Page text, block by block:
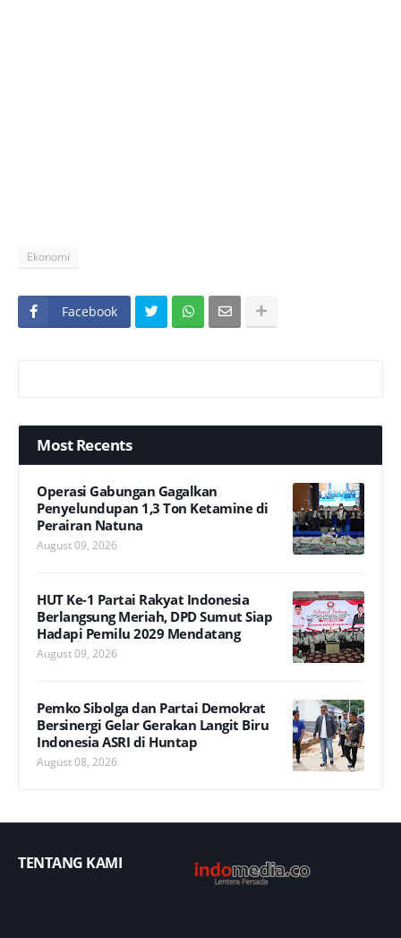
Ekonomi
Facebook
Most Recents
Operasi Gabungan Gagalkan
Penyelundupan 1,3 Ton Ketamine di
Perairan Natuna
August 09, 2026
HUT Ke-1 Partai Rakyat Indonesia
Berlangsung Meriah, DPD Sumut Siap
Hadapi Pemilu 2029 Mendatang
August 09, 2026
Pemko Sibolga dan Partai Demokrat
Bersinergi Gelar Gerakan Langit Biru
Indonesia ASRI di Huntap
August 08, 2026
TENTANG KAMI